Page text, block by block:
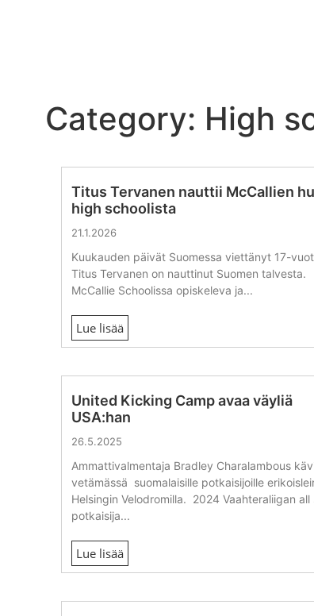
Category: High
Titus Tervanen nauttii McCallien
high schoolista
21.1.2026
Kuukauden päivät Suomessa viettänyt 17-
Titus Tervanen on nauttinut Suomen talvesta.
McCallie Schoolissa opiskeleva ja...
Lue lisää
United Kicking Camp avaa väyliä
USA:han
26.5.2025
Ammattivalmentaja Bradley Charalambous
vetämässä suomalaisille potkaisijoille
Helsingin Velodromilla. 2024 Vaahteraliigan all
potkaisija...
Lue lisää